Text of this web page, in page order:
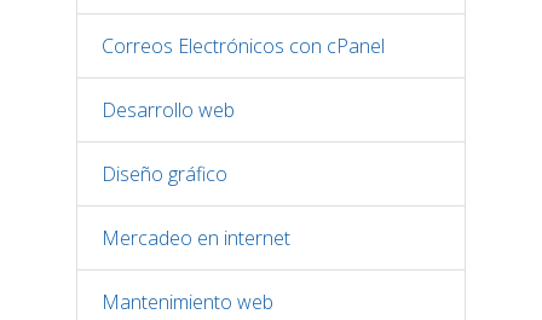
Correos Electrónicos con cPanel
Desarrollo web
Diseño gráfico
Mercadeo en internet
Mantenimiento web